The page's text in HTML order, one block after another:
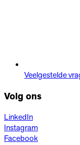
Veelgestelde
Volg ons
LinkedIn
Instagram
Facebook